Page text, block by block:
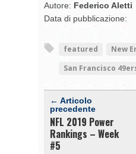
Autore: Federico Aletti
Data di pubblicazione:
featured
New
San Francisco
← Articolo
precedente
NFL 2019 Power
Rankings – Week
#5